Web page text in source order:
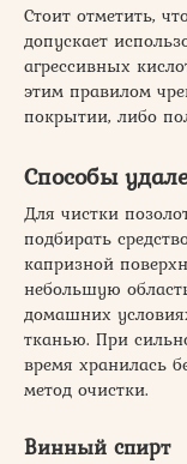
Стоит отметить,
допускает
агрессивных
этим правилом
покрытии, либо
Способы
Для чистки
подбирать
капризной
небольшую
домашних
тканью. При
время хранилась
метод очистки.
Винный спирт